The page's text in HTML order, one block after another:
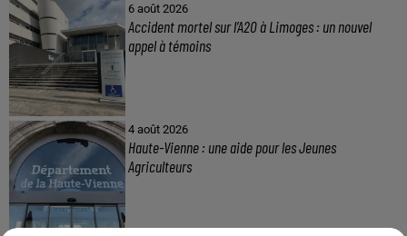
6 août 2026
Accident mortel sur l’A20 à Limoges : un nouvel
appel à témoins
4 août 2026
Haute-Vienne : une aide pour les Jeunes
Agriculteurs